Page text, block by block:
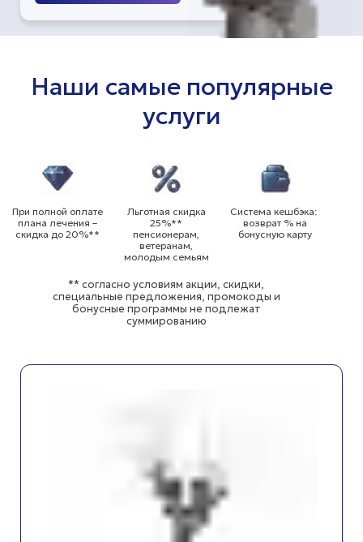
Льготная скидка
25%**
пенсионерам,
ветеранам,
молодым семьям
Система кешбэка:
возврат % на
бонусную карту
** согласно условиям акции, скидки,
специальные предложения, промокоды и
бонусные программы не подлежат
суммированию
При полной оплате
плана лечения –
скидка до 20%**
Наши самые популярные
услуги